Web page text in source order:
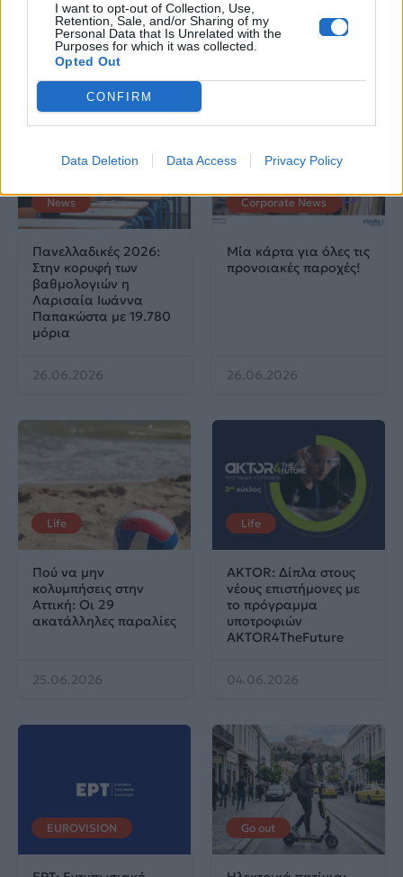
I want to opt-out of Collection, Use,
Retention, Sale, and/or Sharing of my
Personal Data that Is Unrelated with the
Purposes for which it was collected.
Opted Out
CONFIRM
Data Deletion Data Access Privacy Policy
04.07.2026
Empire State Building
02.07.2026
News
Πανελλαδικές 2026:
Στην κορυφή των
βαθμολογιών η
Λαρισαία Ιωάννα
Παπακώστα με 19.780
μόρια
26.06.2026
Corporate News
Μία κάρτα για όλες τις
προνοιακές παροχές!
26.06.2026
Life
Πού να μην
κολυμπήσεις στην
Αττική: Οι 29
ακατάλληλες παραλίες
25.06.2026
Life
AKTOR: Δίπλα στους
νέους επιστήμονες με
το πρόγραμμα
υποτροφιών
AKTOR4TheFuture
04.06.2026
EUROVISION Go out